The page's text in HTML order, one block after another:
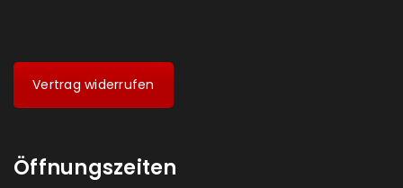
Vertrag widerrufen
Öffnungszeiten